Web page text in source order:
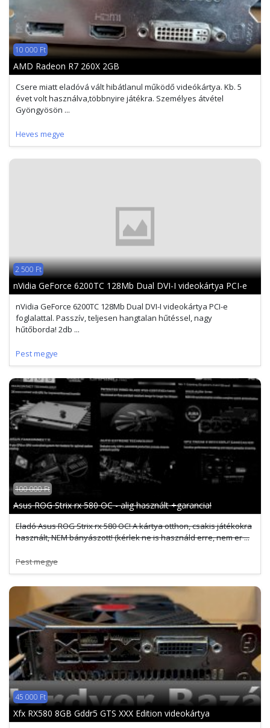
10 000 Ft
AMD Radeon R7 260X 2GB
Csere miatt eladóvá vált hibátlanul működő videókártya. Kb. 5
évet volt használva,többnyire játékra. Személyes átvétel
Gyöngyösön ...
Heves megye
2 500 Ft
nVidia GeForce 6200TC 128Mb Dual DVI-I videokártya PCI-e
nVidia GeForce 6200TC 128Mb Dual DVI-I videokártya PCI-e
foglalattal. Passzív, teljesen hangtalan hűtéssel, nagy
hűtőborda! 2db ...
Pest megye
100 000 Ft
Asus ROG Strix rx 580 OC - alig használt +garancia!
Eladó Asus ROG Strix rx 580 OC! A kártya otthon, csakis játékokra
használt, NEM bányászott! (kérlek ne is használd erre, nem er ...
Pest megye
45 000 Ft
Xfx RX580 8GB Gddr5 GTS XXX Edition videokártya